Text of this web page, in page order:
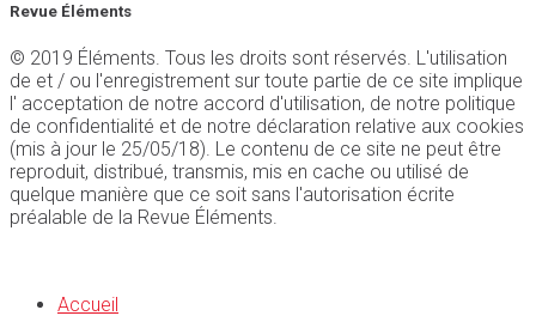
Revue Éléments
© 2019 Éléments. Tous les droits sont réservés. L'utilisation
de et / ou l'enregistrement sur toute partie de ce site implique
l' acceptation de notre accord d'utilisation, de notre politique
de confidentialité et de notre déclaration relative aux cookies
(mis à jour le 25/05/18). Le contenu de ce site ne peut être
reproduit, distribué, transmis, mis en cache ou utilisé de
quelque manière que ce soit sans l'autorisation écrite
préalable de la Revue Éléments.
Accueil